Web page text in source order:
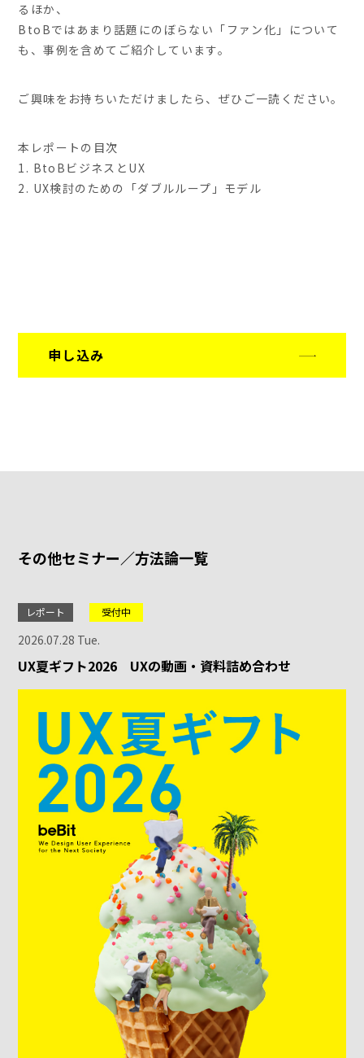
るほか、
BtoBではあまり話題にのぼらない「ファン化」について
も、事例を含めてご紹介しています。
ご興味をお持ちいただけましたら、ぜひご一読ください。
本レポートの目次
1. BtoBビジネスとUX
2. UX検討のための「ダブルループ」モデル
申し込み
その他セミナー／方法論一覧
レポート 受付中
2026.07.28 Tue.
UX夏ギフト2026 UXの動画・資料詰め合わせ